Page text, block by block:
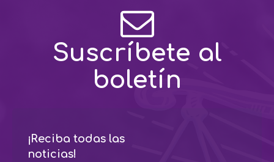
Suscríbete al
boletín
¡Reciba todas las
noticias!